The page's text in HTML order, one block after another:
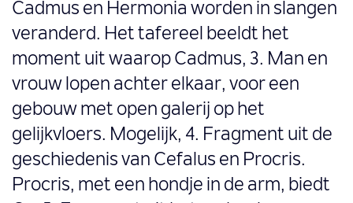
Cadmus en Hermonia worden in slangen
veranderd. Het tafereel beeldt het
moment uit waarop Cadmus, 3. Man en
vrouw lopen achter elkaar, voor een
gebouw met open galerij op het
gelijkvloers. Mogelijk, 4. Fragment uit de
geschiedenis van Cefalus en Procris.
Procris, met een hondje in de arm, biedt